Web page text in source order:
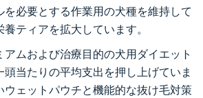
必要とする作業用の犬種を維持して
ティアを拡大しています。
ムおよび治療目的の犬用ダイエット
頭当たりの平均支出を押し上げていま
ウェットパウチと機能的な抜け毛対策